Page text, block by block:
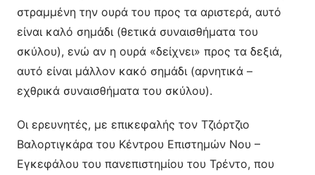
στραμμένη την ουρά του προς τα αριστερά, αυτό
είναι καλό σημάδι (θετικά συναισθήματα του
σκύλου), ενώ αν η ουρά «δείχνει» προς τα δεξιά,
αυτό είναι μάλλον κακό σημάδι (αρνητικά –
εχθρικά συναισθήματα του σκύλου).
Οι ερευνητές, με επικεφαλής τον Τζιόρτζιο
Βαλορτιγκάρα του Κέντρου Επιστημών Νου –
Εγκεφάλου του πανεπιστημίου του Τρέντο, που